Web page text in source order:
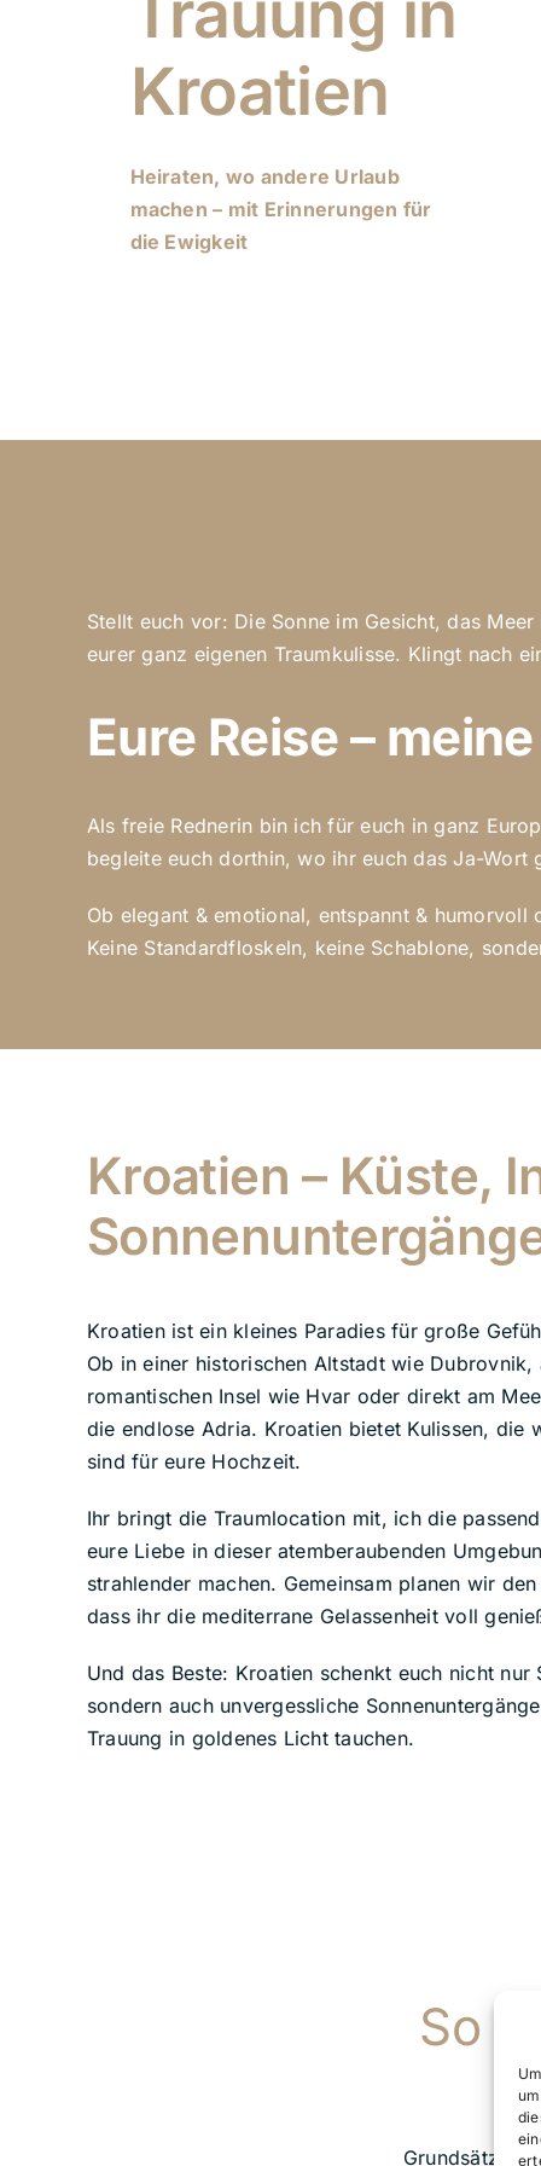
Kroatien
Heiraten, wo andere Urlaub
machen – mit Erinnerungen für
die Ewigkeit
Stellt euch vor: Die Sonne im Gesicht, das
eurer ganz eigenen Traumkulisse. Klingt nach
Eure Reise –
Als freie Rednerin bin ich für euch in ganz
begleite euch dorthin, wo ihr euch das Ja-Wort
Ob elegant & emotional, entspannt &
Keine Standardfloskeln, keine Schablone,
Kroatien – Küste,
Kroatien ist ein kleines Paradies für große
Ob in einer historischen Altstadt wie Dubrovnik,
romantischen Insel wie Hvar oder direkt am
die endlose Adria. Kroatien bietet Kulissen, die
sind für eure Hochzeit.
Ihr bringt die Traumlocation mit, ich die
eure Liebe in dieser atemberaubenden
strahlender machen. Gemeinsam planen wir
dass ihr die mediterrane Gelassenheit voll
Und das Beste: Kroatien schenkt euch nicht nur
sondern auch unvergessliche
Trauung in goldenes Licht tauchen.
So
Grundsätzlich